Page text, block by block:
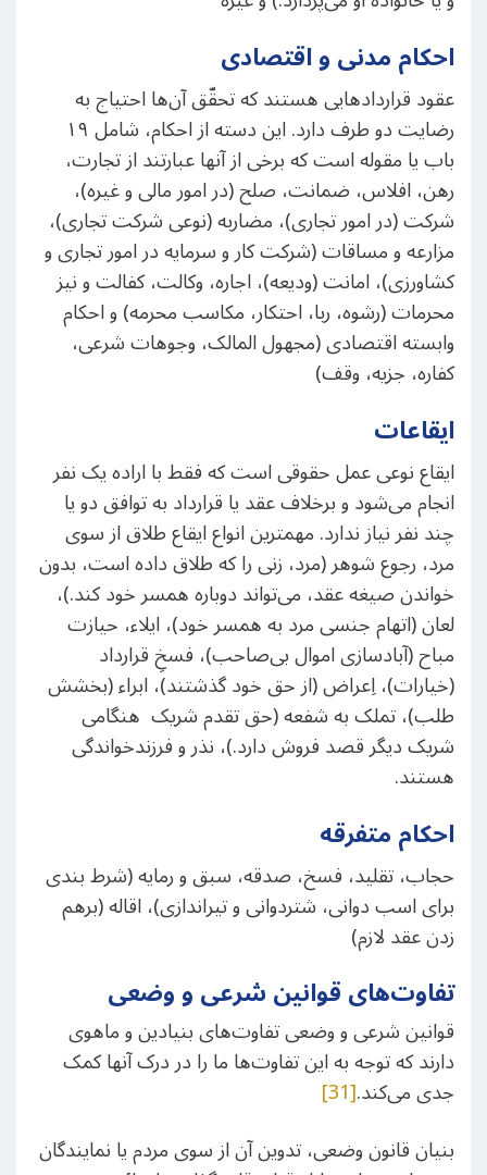
احکام مدنی و اقتصادی
عقود قراردادهایی هستند که تحقّق آن‌ها احتیاج به
رضایت دو طرف دارد. این دسته از احکام، شامل ۱۹
باب یا مقوله است که برخی از آنها عبارتند از تجارت،
رهن، افلاس، ضمانت، صلح (در امور مالی و غیره)،
شرکت (در امور تجاری)، مضاربه (نوعی شرکت تجاری)،
مزارعه و مساقات (شرکت کار و سرمایه در امور تجاری و
کشاورزی)، امانت (ودیعه)، اجاره، وکالت، کفالت و نیز
محرمات (رشوه، ربا، احتکار، مکاسب محرمه) و احکام
وابسته اقتصادی (مجهول المالک، وجوهات شرعی،
کفاره، جزیه، وقف)
ایقاعات
ایقاع نوعی عمل حقوقی است که فقط با اراده یک نفر
انجام می‌شود و برخلاف عقد یا قرارداد به توافق دو یا
چند نفر نیاز ندارد. مهمترین انواع ایقاع طلاق از سوی
مرد، رجوع شوهر (مرد، زنی را که طلاق داده است، بدون
خواندن صیغه عقد، می‌تواند دوباره همسر خود کند.)،
لعان (اتهام جنسی مرد به همسر خود)، ایلاء، حیازت
مباح (آبادسازی اموال بی‌صاحب)، فسخِ قرارداد
(خیارات)، اِعراض (از حق خود گذشتند)، ابراء (بخشش
طلب)، تملک به شفعه (حق تقدم شریک هنگامی
شریک دیگر قصد فروش دارد.)، نذر و فرزندخواندگی
هستند.
احکام متفرقه
حجاب، تقلید، فسخ، صدقه، سبق و رمایه (شرط‌‌ بندی
برای اسب دوانی، شتردوانی و تیراندازی)، اقاله (برهم
زدن عقد لازم)
تفاوت‌های قوانین شرعی و وضعی
قوانین شرعی و وضعی تفاوت‌های بنیادین و ماهوی
دارند که توجه به این تفاوت‌ها ما را در درک آنها کمک
جدی می‌کند.[31]
بنیان قانون وضعی، تدوین آن از سوی مردم یا نمایندگان